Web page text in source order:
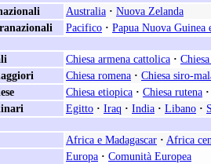
Australia · Nuova Zelanda
Pacifico · Papua Nuova Guinea
Chiesa armena cattolica ·
Chiesa romena · Chiesa siro-
Chiesa etiopica · Chiesa rutena ·
Egitto · Iraq · India · Libano ·
Africa e Madagascar · Africa
Europa · Comunità Europea